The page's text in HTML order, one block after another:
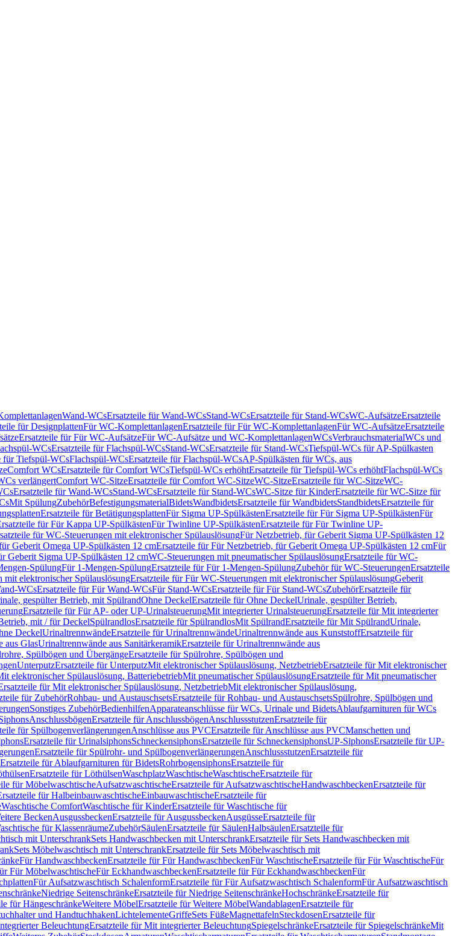
Wand-WCsErsatzteile für Wand-WCsStand-WCsErsatzteile für Stand-WCsWC-AufsätzeErsatzteile
für DesignplattenFür WC-KomplettanlagenErsatzteile für Für WC-KomplettanlagenFür WC-AufsätzeErsatzteile
Ersatzteile für Für WC-AufsätzeFür WC-Aufsätze und WC-KomplettanlagenWCsVerbrauchsmaterialWCs und
WCsErsatzteile für Flachspül-WCsStand-WCsErsatzteile für Stand-WCsTiefspül-WCs für AP-Spülkasten
für Tiefspül-WCsFlachspül-WCsErsatzteile für Flachspül-WCsAP-Spülkästen für WCs, aus
Comfort WCsErsatzteile für Comfort WCsTiefspül-WCs erhöhtErsatzteile für Tiefspül-WCs erhöhtFlachspül-WCs
verlängertComfort WC-SitzeErsatzteile für Comfort WC-SitzeWC-SitzeErsatzteile für WC-SitzeWC-
Ersatzteile für Wand-WCsStand-WCsErsatzteile für Stand-WCsWC-Sitze für KinderErsatzteile für WC-Sitze für
Mit SpülungZubehörBefestigungsmaterialBidetsWandbidetsErsatzteile für WandbidetsStandbidetsErsatzteile für
Ersatzteile für BetätigungsplattenFür Sigma UP-SpülkästenErsatzteile für Für Sigma UP-SpülkästenFür
für Für Kappa UP-SpülkästenFür Twinline UP-SpülkästenErsatzteile für Für Twinline UP-
für WC-Steuerungen mit elektronischer SpülauslösungFür Netzbetrieb, für Geberit Sigma UP-Spülkästen 12
Geberit Omega UP-Spülkästen 12 cmErsatzteile für Für Netzbetrieb, für Geberit Omega UP-Spülkästen 12 cmFür
Geberit Sigma UP-Spülkästen 12 cmWC-Steuerungen mit pneumatischer SpülauslösungErsatzteile für WC-
SpülungFür 1-Mengen-SpülungErsatzteile für Für 1-Mengen-SpülungZubehör für WC-SteuerungenErsatzteile
mit elektronischer SpülauslösungErsatzteile für Für WC-Steuerungen mit elektronischer SpülauslösungGeberit
WCsErsatzteile für Für Wand-WCsFür Stand-WCsErsatzteile für Für Stand-WCsZubehörErsatzteile für
gespülter Betrieb, mit SpülrandOhne DeckelErsatzteile für Ohne DeckelUrinale, gespülter Betrieb,
Ersatzteile für Für AP- oder UP-UrinalsteuerungMit integrierter UrinalsteuerungErsatzteile für Mit integrierter
mit / für DeckelSpülrandlosErsatzteile für SpülrandlosMit SpülrandErsatzteile für Mit SpülrandUrinale,
DeckelUrinaltrennwändeErsatzteile für UrinaltrennwändeUrinaltrennwände aus KunststoffErsatzteile für
aus GlasUrinaltrennwände aus SanitärkeramikErsatzteile für Urinaltrennwände aus
Spülbögen und ÜbergängeErsatzteile für Spülrohre, Spülbögen und
UnterputzErsatzteile für UnterputzMit elektronischer Spülauslösung, NetzbetriebErsatzteile für Mit elektronischer
elektronischer Spülauslösung, BatteriebetriebMit pneumatischer SpülauslösungErsatzteile für Mit pneumatischer
für Mit elektronischer Spülauslösung, NetzbetriebMit elektronischer Spülauslösung,
für ZubehörRohbau- und AustauschsetsErsatzteile für Rohbau- und AustauschsetsSpülrohre, Spülbögen und
Sonstiges ZubehörBedienhilfenApparateanschlüsse für WCs, Urinale und BidetsAblaufgarnituren für WCs
AnschlussbögenErsatzteile für AnschlussbögenAnschlussstutzenErsatzteile für
für SpülbogenverlängerungenAnschlüsse aus PVCErsatzteile für Anschlüsse aus PVCManschetten und
Ersatzteile für UrinalsiphonsSchneckensiphonsErsatzteile für SchneckensiphonsUP-SiphonsErsatzteile für UP-
Ersatzteile für Spülrohr- und SpülbogenverlängerungenAnschlussstutzenErsatzteile für
Ersatzteile für Ablaufgarnituren für BidetsRohrbogensiphonsErsatzteile für
Ersatzteile für LöthülsenWaschplatzWaschtischeWaschtischeErsatzteile für
für MöbelwaschtischeAufsatzwaschtischeErsatzteile für AufsatzwaschtischeHandwaschbeckenErsatzteile für
für HalbeinbauwaschtischeEinbauwaschtischeErsatzteile für
Waschtische ComfortWaschtische für KinderErsatzteile für Waschtische für
BeckenAusgussbeckenErsatzteile für AusgussbeckenAusgüsseErsatzteile für
für KlassenräumeZubehörSäulenErsatzteile für SäulenHalbsäulenErsatzteile für
mit UnterschrankSets Handwaschbecken mit UnterschrankErsatzteile für Sets Handwaschbecken mit
Sets Möbelwaschtisch mit UnterschrankErsatzteile für Sets Möbelwaschtisch mit
Für HandwaschbeckenErsatzteile für Für HandwaschbeckenFür WaschtischeErsatzteile für Für WaschtischeFür
Für MöbelwaschtischeFür EckhandwaschbeckenErsatzteile für Für EckhandwaschbeckenFür
Für Aufsatzwaschtisch SchalenformErsatzteile für Für Aufsatzwaschtisch SchalenformFür Aufsatzwaschtisch
Niedrige SeitenschränkeErsatzteile für Niedrige SeitenschränkeHochschränkeErsatzteile für
für HängeschränkeWeitere MöbelErsatzteile für Weitere MöbelWandablagenErsatzteile für
und HandtuchhakenLichtelementeGriffeSets FüßeMagnettafelnSteckdosenErsatzteile für
BeleuchtungErsatzteile für Mit integrierter BeleuchtungSpiegelschränkeErsatzteile für SpiegelschränkeMit